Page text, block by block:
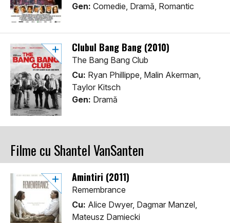
Gen: Comedie, Dramă, Romantic
Clubul Bang Bang (2010)
The Bang Bang Club
Cu: Ryan Phillippe, Malin Akerman,
Taylor Kitsch
Gen: Dramă
Filme cu Shantel VanSanten
Amintiri (2011)
Remembrance
Cu: Alice Dwyer, Dagmar Manzel,
Mateusz Damiecki